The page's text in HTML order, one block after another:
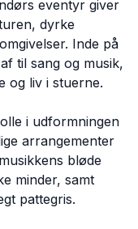
eventyr giver
dyrke
Inde på
til sang og musik,
og liv i stuerne.
i udformningen
arrangementer
bløde
minder, samt
pattegris.